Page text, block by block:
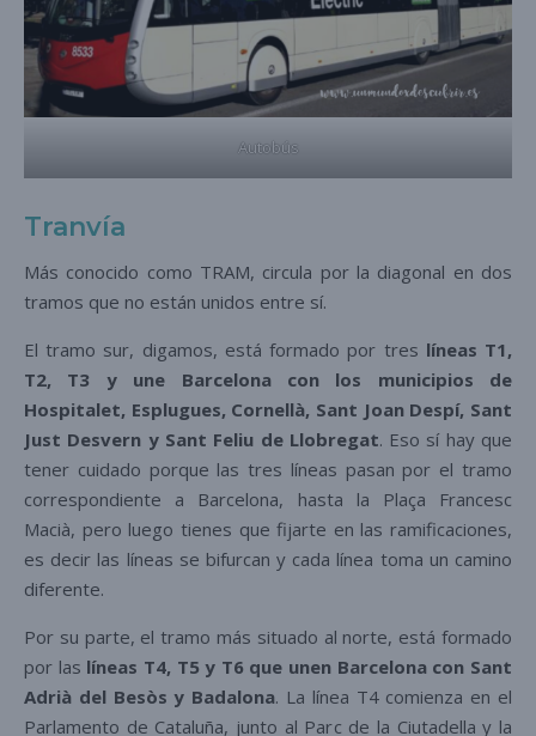
Autobús
Tranvía
Más conocido como TRAM, circula por la diagonal en dos
tramos que no están unidos entre sí.
El tramo sur, digamos, está formado por tres líneas T1,
T2, T3 y une Barcelona con los municipios de
Hospitalet, Esplugues, Cornellà, Sant Joan Despí, Sant
Just Desvern y Sant Feliu de Llobregat. Eso sí hay que
tener cuidado porque las tres líneas pasan por el tramo
correspondiente a Barcelona, hasta la Plaça Francesc
Macià, pero luego tienes que fijarte en las ramificaciones,
es decir las líneas se bifurcan y cada línea toma un camino
diferente.
Por su parte, el tramo más situado al norte, está formado
por las líneas T4, T5 y T6 que unen Barcelona con Sant
Adrià del Besòs y Badalona. La línea T4 comienza en el
Parlamento de Cataluña, junto al Parc de la Ciutadella y la